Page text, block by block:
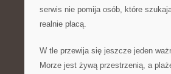
serwis nie pomija osób, które
realnie płacą.
W tle przewija się jeszcze jeden
Morze jest żywą przestrzenią, a